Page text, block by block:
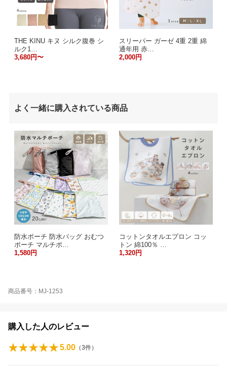
THE KINU キヌ シルク腹巻 シ
ルク1…
3,680円〜
スリーパー ガーゼ 4重 2重 綿
通年用 赤…
2,000円
よく一緒に購入されている商品
防水ポーチ 防水バッグ おむつ
ポーチ マルチポ…
1,580円
コットンタオルエプロン コッ
トン 綿100％ …
1,320円
商品番号：MJ-1253
購入した人のレビュー
5.00 （3件）